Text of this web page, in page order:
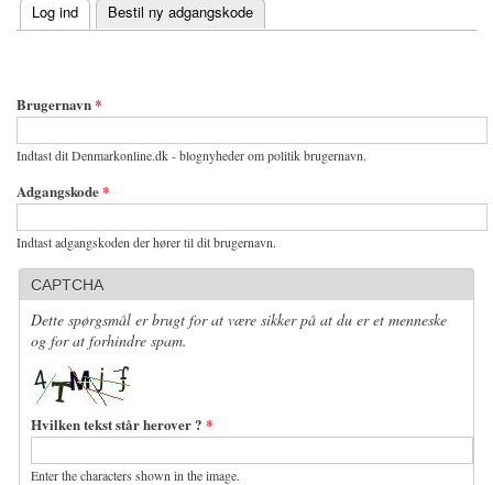
Primary tabs
Log ind
(active tab) Bestil ny adgangskode
Brugernavn*
Indtast dit Denmarkonline.dk - blognyheder om politik brugernavn.
Adgangskode*
Indtast adgangskoden der hører til dit brugernavn.
CAPTCHA
Dette spørgsmål er brugt for at være sikker på at du er et menneske
og for at forhindre spam.
Hvilken tekst står herover ? *
Enter the characters shown in the image.